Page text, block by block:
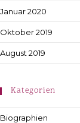
Januar 2020
Oktober 2019
August 2019
Kategorien
Biographien